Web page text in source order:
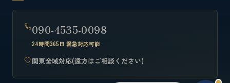
090-4535-0098
24時間365日 緊急対応可能
関東全域対応(遠方はご相談ください)